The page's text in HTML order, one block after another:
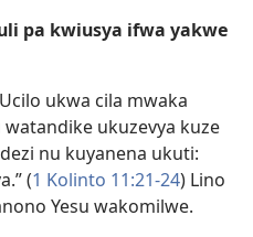
pa kwiusya ifwa yakwe
ukwa cila mwaka
watandike ukuzevya kuze
nu kuyanena ukuti:
(1 Kolinto 11:21-24) Lino
Yesu wakomilwe.